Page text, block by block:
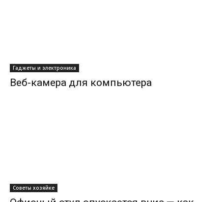
Гаджеты и электроника
Веб-камера для компьютера
Советы хозяйке